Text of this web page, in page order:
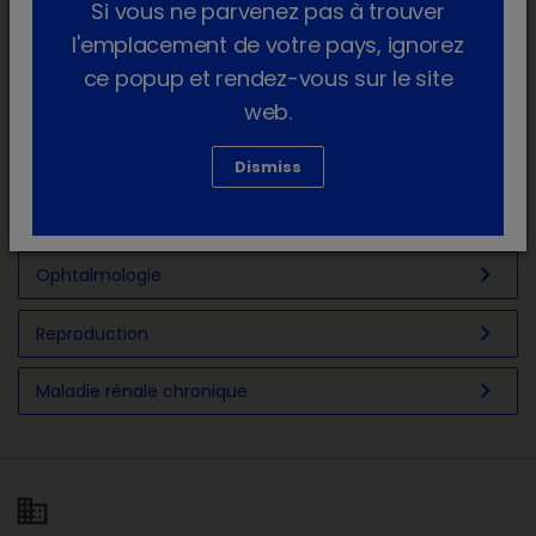
Euthanasie
Ophtalmologie chevron_right
Reproduction chevron_right
Maladie rénale chronique chevron_right
Si vous ne parvenez pas à trouver
l'emplacement de votre pays, ignorez
ce popup et rendez-vous sur le site
web.
Dismiss